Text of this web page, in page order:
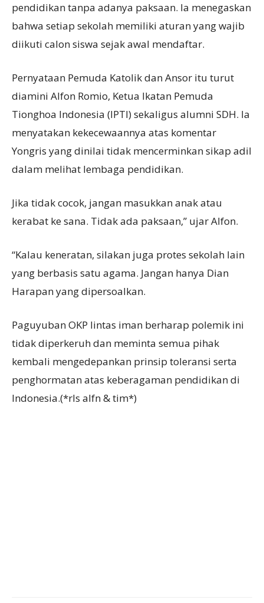
pendidikan tanpa adanya paksaan. Ia menegaskan
bahwa setiap sekolah memiliki aturan yang wajib
diikuti calon siswa sejak awal mendaftar.
Pernyataan Pemuda Katolik dan Ansor itu turut
diamini Alfon Romio, Ketua Ikatan Pemuda
Tionghoa Indonesia (IPTI) sekaligus alumni SDH. Ia
menyatakan kekecewaannya atas komentar
Yongris yang dinilai tidak mencerminkan sikap adil
dalam melihat lembaga pendidikan.
Jika tidak cocok, jangan masukkan anak atau
kerabat ke sana. Tidak ada paksaan,” ujar Alfon.
“Kalau keneratan, silakan juga protes sekolah lain
yang berbasis satu agama. Jangan hanya Dian
Harapan yang dipersoalkan.
Paguyuban OKP lintas iman berharap polemik ini
tidak diperkeruh dan meminta semua pihak
kembali mengedepankan prinsip toleransi serta
penghormatan atas keberagaman pendidikan di
Indonesia.(*rls alfn & tim*)